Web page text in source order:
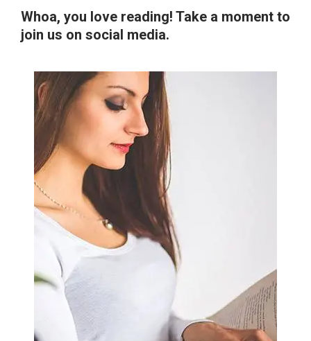
Whoa, you love reading! Take a moment to
join us on social media.